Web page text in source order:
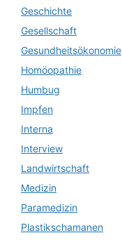
Geschichte
Gesellschaft
Gesundheitsökonomie
Homöopathie
Humbug
Impfen
Interna
Interview
Landwirtschaft
Medizin
Paramedizin
Plastikschamanen